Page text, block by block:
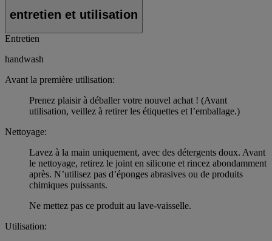
entretien et utilisation
Entretien
handwash
Avant la première utilisation:
Prenez plaisir à déballer votre nouvel achat ! (Avant
utilisation, veillez à retirer les étiquettes et l’emballage.)
Nettoyage:
Lavez à la main uniquement, avec des détergents doux. Avant
le nettoyage, retirez le joint en silicone et rincez abondamment
après. N’utilisez pas d’éponges abrasives ou de produits
chimiques puissants.
Ne mettez pas ce produit au lave-vaisselle.
Utilisation: